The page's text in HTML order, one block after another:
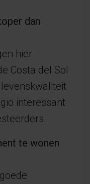
dan
hier
Costa del Sol
interessant
te wonen